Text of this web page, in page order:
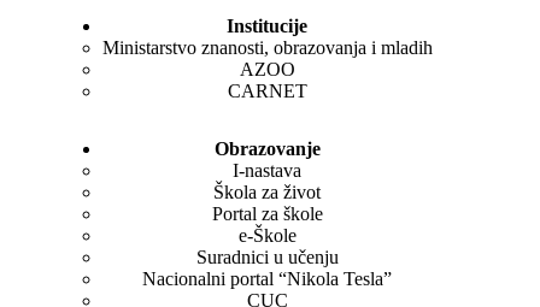
Institucije
Ministarstvo znanosti, obrazovanja i mladih
AZOO
CARNET
Obrazovanje
I-nastava
Škola za život
Portal za škole
e-Škole
Suradnici u učenju
Nacionalni portal “Nikola Tesla”
CUC